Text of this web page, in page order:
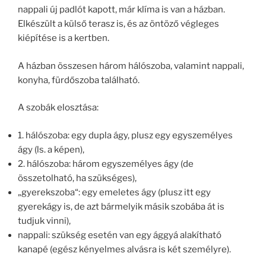
nappali új padlót kapott, már klíma is van a házban.
Elkészült a külső terasz is, és az öntöző végleges
kiépítése is a kertben.
A házban összesen három hálószoba, valamint nappali,
konyha, fürdőszoba található.
A szobák elosztása:
1. hálószoba: egy dupla ágy, plusz egy egyszemélyes
ágy (ls. a képen),
2. hálószoba: három egyszemélyes ágy (de
összetolható, ha szükséges),
„gyerekszoba“: egy emeletes ágy (plusz itt egy
gyerekágy is, de azt bármelyik másik szobába át is
tudjuk vinni),
nappali: szükség esetén van egy ággyá alakítható
kanapé (egész kényelmes alvásra is két személyre).